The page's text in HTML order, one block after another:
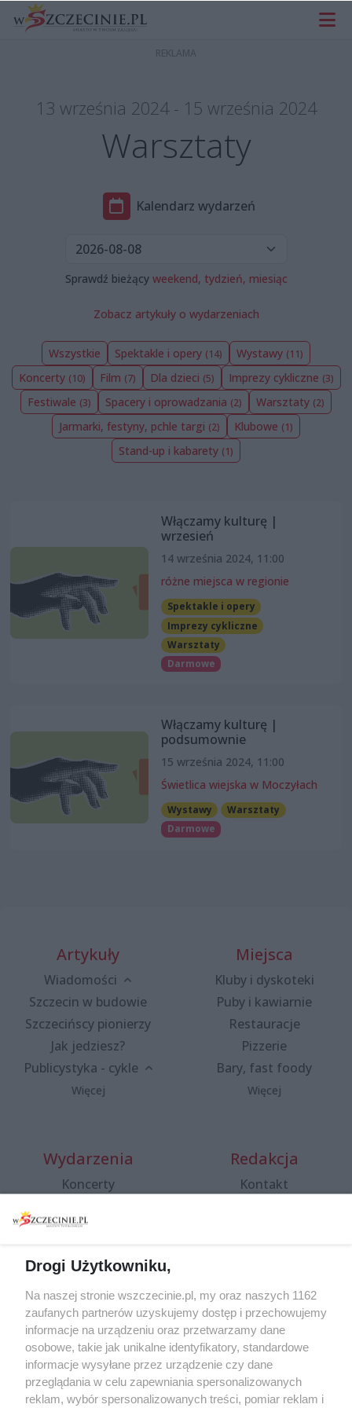
13 września 2024 - 15 września 2024
Warsztaty
Kalendarz wydarzeń
Sprawdź bieżący weekend, tydzień, miesiąc
Zobacz artykuły o wydarzeniach
Wszystkie Spektakle i opery (14) Wystawy (11)
Koncerty (10) Film (7) Dla dzieci (5) Imprezy cykliczne (3)
Festiwale (3) Spacery i oprowadzania (2) Warsztaty (2)
Jarmarki, festyny, pchle targi (2) Klubowe (1)
Stand-up i kabarety (1)
Włączamy kulturę |
wrzesień
14 września 2024, 11:00
różne miejsca w regionie
Spektakle i opery
Imprezy cykliczne
Warsztaty
Darmowe
Włączamy kulturę |
podsumownie
15 września 2024, 11:00
Świetlica wiejska w Moczyłach
Wystawy
Warsztaty
Darmowe
Artykuły
Wiadomości
Szczecin w budowie
Szczecińscy pionierzy
Jak jedziesz?
Publicystyka - cykle
Więcej
Miejsca
Kluby i dyskoteki
Puby i kawiarnie
Restauracje
Pizzerie
Bary, fast foody
Więcej
Wydarzenia
Koncerty
Spacery i oprowadzania
targi
Wernisaże
Więcej
Redakcja
Kontakt
Specjalny koncert z okazji
20. urodzin portalu
wSzczecinie.pl
Regulamin konkursów
śniadaniówka "Hej
Szczecin! Jest piątek!"
Drogi Użytkowniku,
Na naszej stronie wszczecinie.pl, my oraz naszych 1162
zaufanych partnerów uzyskujemy dostęp i przechowujemy
informacje na urządzeniu oraz przetwarzamy dane
osobowe, takie jak unikalne identyfikatory, standardowe
informacje wysyłane przez urządzenie czy dane
przeglądania w celu zapewniania spersonalizowanych
reklam, wybór spersonalizowanych treści, pomiar reklam i